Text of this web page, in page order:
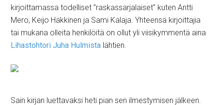
kirjoittamassa todelliset ”raskassarjalaiset” kuten Antti
Mero, Keijo Häkkinen ja Sami Kalaja. Yhteensä kirjoittajia
tai mukana olleita henkilöitä on ollut yli viisikymmentä aina
Lihastohtori Juha Hulmista lähtien.
Sain kirjan luettavaksi heti pian sen ilmestymisen jälkeen.